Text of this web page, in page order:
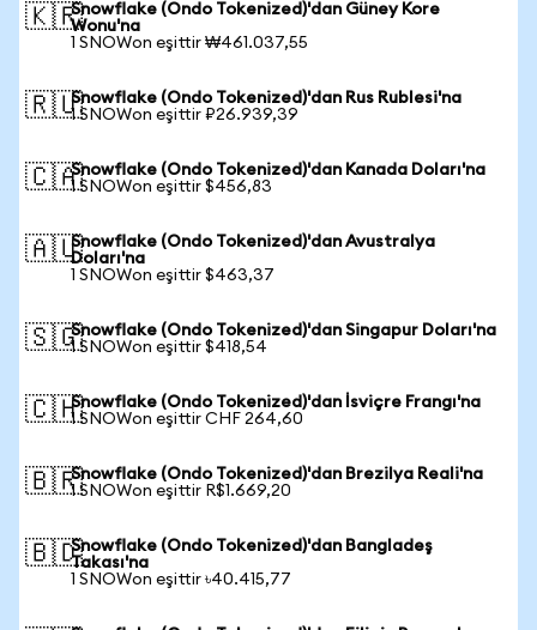
🇰🇷Snowflake (Ondo Tokenized)'dan Güney Kore
Wonu'na
1 SNOWon eşittir ₩461.037,55
🇷🇺Snowflake (Ondo Tokenized)'dan Rus Rublesi'na
1 SNOWon eşittir ₽26.939,39
🇨🇦Snowflake (Ondo Tokenized)'dan Kanada Doları'na
1 SNOWon eşittir $456,83
🇦🇺Snowflake (Ondo Tokenized)'dan Avustralya
Doları'na
1 SNOWon eşittir $463,37
🇸🇬Snowflake (Ondo Tokenized)'dan Singapur Doları'na
1 SNOWon eşittir $418,54
🇨🇭Snowflake (Ondo Tokenized)'dan İsviçre Frangı'na
1 SNOWon eşittir CHF 264,60
🇧🇷Snowflake (Ondo Tokenized)'dan Brezilya Reali'na
1 SNOWon eşittir R$1.669,20
🇧🇩Snowflake (Ondo Tokenized)'dan Bangladeş
Takası'na
1 SNOWon eşittir ৳40.415,77